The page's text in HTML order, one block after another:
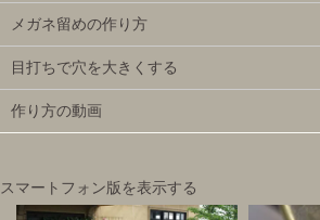
メガネ留めの作り方
目打ちで穴を大きくする
作り方の動画
スマートフォン版を表示する